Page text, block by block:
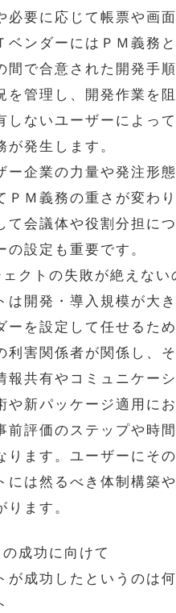
必要に応じて帳票や画
ベンダーにはＰＭ義務と
間で合意された開発手
を管理し、開発作業を
しないユーザーによっ
が発生します。
企業の力量や発注形
ＰＭ義務の重さが変わ
て会議体や役割分担に
の設定も重要です。
クトの失敗が絶えない
開発・導入規模が大
ーを設定して任せるた
利害関係者が関係し、
報共有やコミュニケー
新パッケージ適用に
前評価のステップや時
ります。ユーザーにそ
は然るべき体制構築
ります。
成功に向けて
成功したというのは